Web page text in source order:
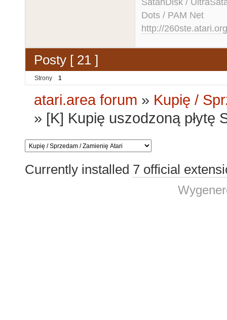
SatanDisk /
Dots / PAM Net
http://260ste.atari.org
Posty [ 21 ]
Strony 1
atari.area forum » Kupię /
» [K] Kupię uszodzoną płytę
Currently installed 7 official